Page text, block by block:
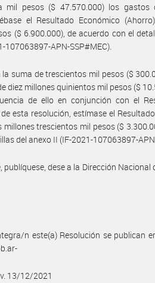
mil pesos ($ 47.570.000) los gastos
el Resultado Económico
($ 6.900.000), de acuerdo con el
107063897-APN-SSP#MEC).
la suma de trescientos mil pesos ($
diez millones quinientos mil pesos ($
de ello en conjunción con el
esta resolución, estímase el
trescientos mil pesos ($
del anexo II (IF-2021-107063897-
publíquese, dese a la Dirección Nacional
n este(a) Resolución se publican
13/12/2021